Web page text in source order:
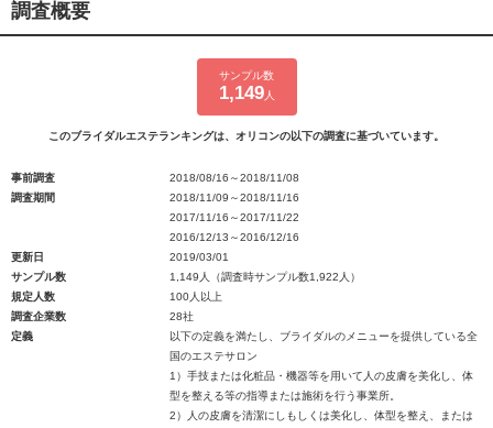
調査概要
サンプル数
1,149人
このブライダルエステランキングは、オリコンの以下の調査に基づいています。
事前調査
2018/08/16～2018/11/08
調査期間
2018/11/09～2018/11/16
2017/11/16～2017/11/22
2016/12/13～2016/12/16
更新日
2019/03/01
サンプル数
1,149人（調査時サンプル数1,922人）
規定人数
100人以上
調査企業数
28社
定義
以下の定義を満たし、ブライダルのメニューを提供している全
国のエステサロン
1）手技または化粧品・機器等を用いて人の皮膚を美化し、体
型を整える等の指導または施術を行う事業所。
2）人の皮膚を清潔にしもしくは美化し、体型を整え、または